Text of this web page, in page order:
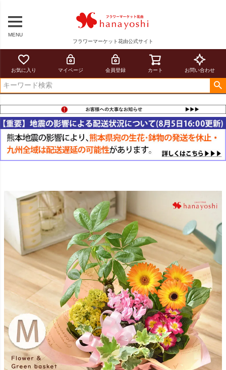
MENU
フラワーマーケット花由公式サイト
お気に入り マイページ 会員登録 カート お問い合わせ